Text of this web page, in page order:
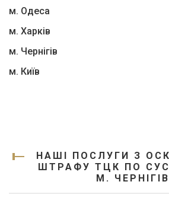
м. Одеса
м. Харків
м. Чернігів
м. Київ
НАШІ ПОСЛУГИ З
ШТРАФУ ТЦК ПО
М. ЧЕРНІГІВ